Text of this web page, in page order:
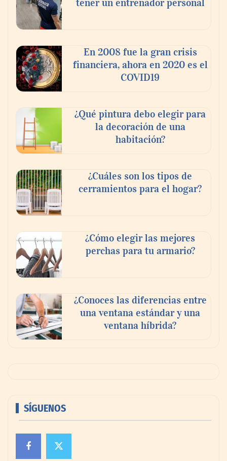
‘El ransomware se puede vencer. No
Ricardo Palacio Escobar
tener un entrenador personal
En 2008 fue la gran crisis
financiera, ahora en 2020 es el
COVID19
¿Qué pintura debo elegir para
la decoración de una
habitación?
¿Cuáles son los tipos de
cerramientos para el hogar?
¿Cómo elegir las mejores
perchas para tu armario?
¿Conoces las diferencias entre
una ventana estándar y una
ventana híbrida?
SÍGUENOS